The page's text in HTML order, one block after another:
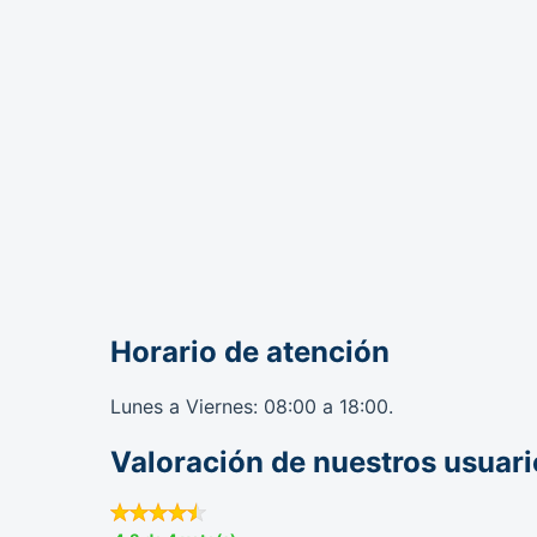
Horario de atención
Lunes a Viernes: 08:00 a 18:00.
Valoración de nuestros